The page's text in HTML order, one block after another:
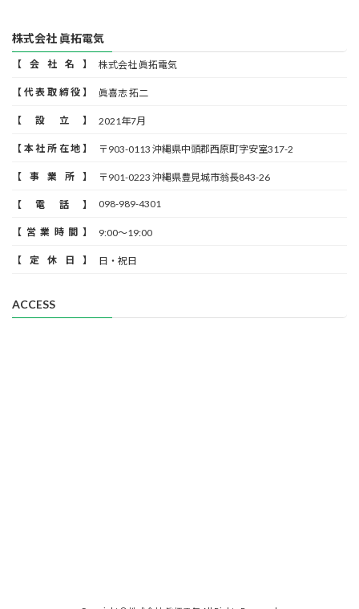
株式会社 眞拓電気
【会社名】 株式会社 眞拓電気
【代表取締役】 眞喜志 拓二
【設立】 2021年7月
【本社所在地】 〒903-0113 沖縄県中頭郡西原町字安室317-2
【事業所】 〒901-0223 沖縄県豊見城市翁長843-26
【電話】 098-989-4301
【営業時間】 9:00〜19:00
【定休日】 日・祝日
ACCESS